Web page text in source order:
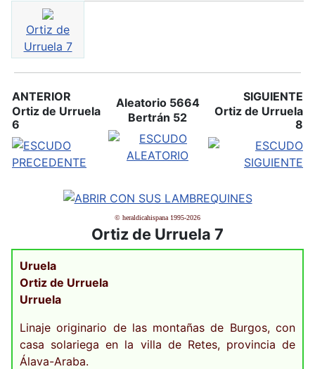
Ortiz de
Urruela 7
ANTERIOR
Ortiz de Urruela
6
Aleatorio 5664
Bertrán 52
SIGUIENTE
Ortiz de Urruela
8
© heraldicahispana 1995-2026
Ortiz de Urruela 7
Uruela
Ortiz de Urruela
Urruela
Linaje originario de las montañas de Burgos, con
casa solariega en la villa de Retes, provincia de
Álava-Araba.